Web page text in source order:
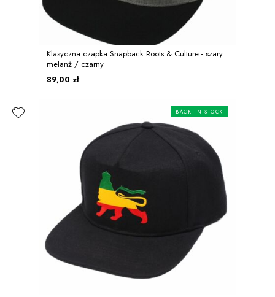
Klasyczna czapka Snapback Roots & Culture - szary
melanż / czarny
89,00 zł
BACK IN STOCK